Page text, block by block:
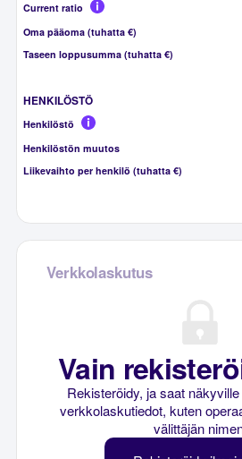
Current ratio
Oma pääoma (tuhatta €)
Taseen loppusumma (tuhatta €)
HENKILÖSTÖ
Henkilöstö
Henkilöstön muutos
Liikevaihto per henkilö (tuhatta €)
Verkkolaskutus
Vain
Rekisteröidy, ja saat
verkkolaskutiedot, kuten
välittäjän